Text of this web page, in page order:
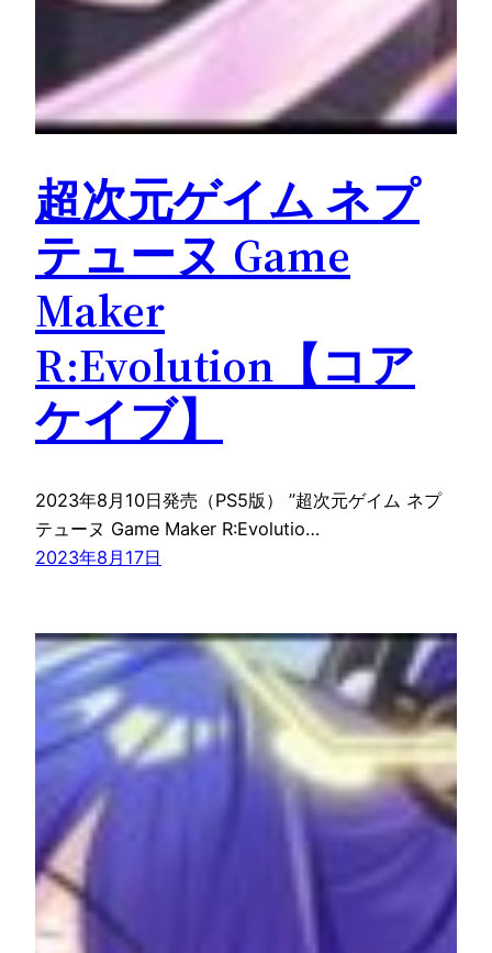
超次元ゲイム ネプ
テューヌ Game
Maker
R:Evolution【コア
ケイブ】
2023年8月10日発売（PS5版） ”超次元ゲイム ネプ
テューヌ Game Maker R:Evolutio…
2023年8月17日